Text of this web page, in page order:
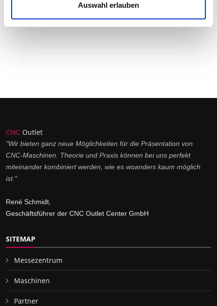
Auswahl erlauben
CNC Outlet
"Wir bieten ganz neue Möglichkeiten für die Präsentation von
CNC-Maschinen. Theorie und Praxis können bei uns perfekt
miteinander kombiniert werden, wie es woanders kaum möglich
ist."
René Schmidt,
Geschäftsführer der CNC Outlet Center GmbH
SITEMAP
Messezentrum
Maschinen
Partner